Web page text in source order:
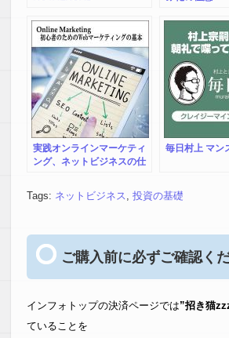
実践オンラインマーケティ
ング、ネットビジネスの仕
毎日村上 マン
Tags: ネットビジネス, 投資の基礎
ご購入前に必ずご確認く
インフォトップの決済ページでは”招き猫
ていることを